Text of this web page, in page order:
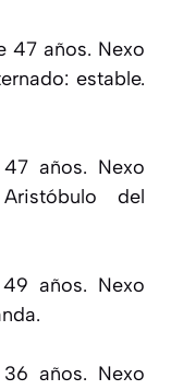
47 años. Nexo
estable.
años. Nexo
del
años. Nexo
años. Nexo